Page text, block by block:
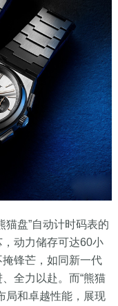
盘”自动计时码表的
动力储存可达60小
锋芒，如同新一代
全力以赴。而“熊猫
局和卓越性能，展现